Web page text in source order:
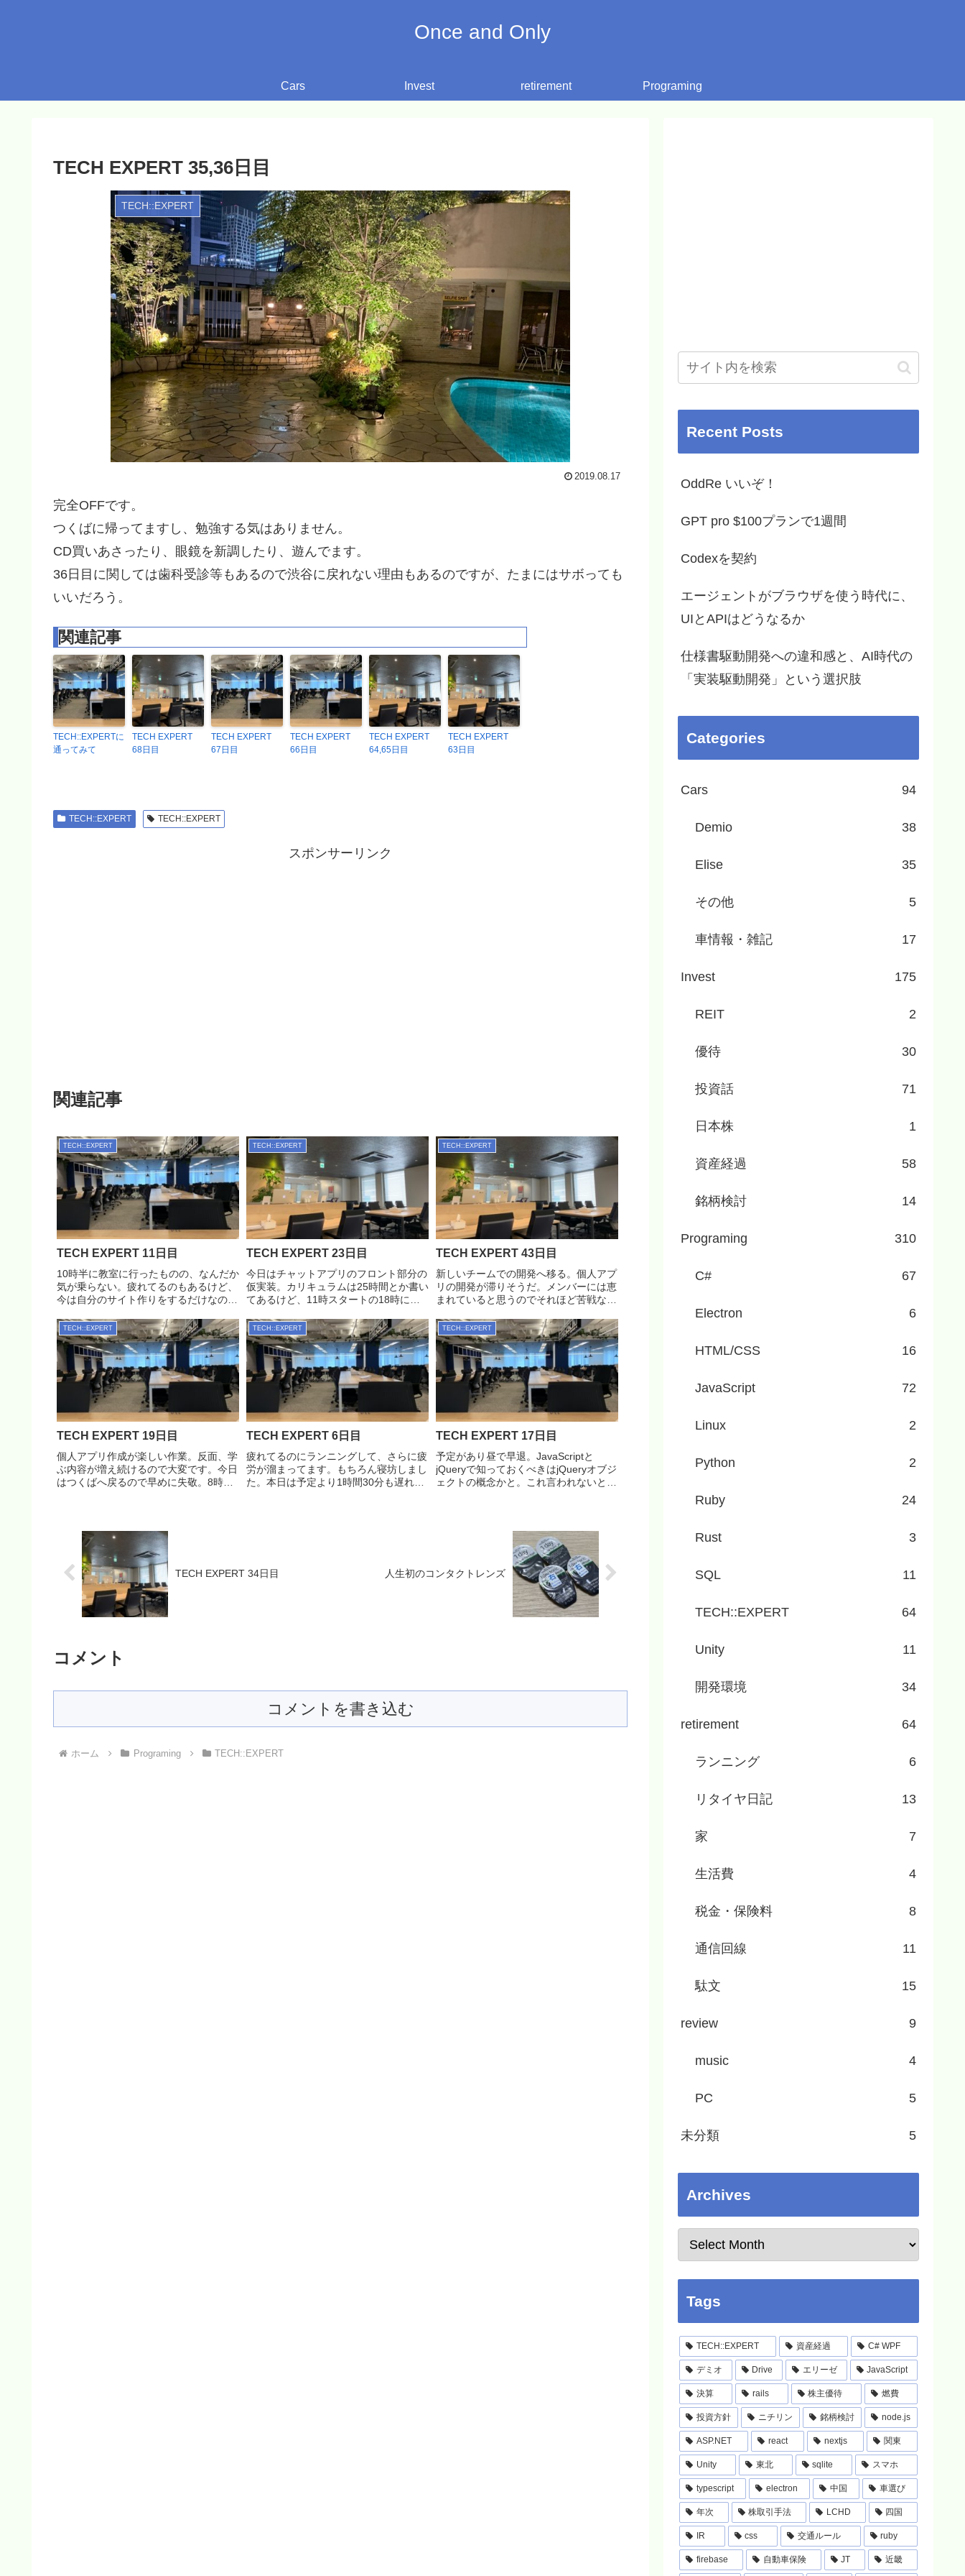
Once and Only
Cars Invest retirement Programing
TECH EXPERT 35,36日目
TECH::EXPERT
2019.08.17
完全OFFです。
つくばに帰ってますし、勉強する気はありません。
CD買いあさったり、眼鏡を新調したり、遊んでます。
36日目に関しては歯科受診等もあるので渋谷に戻れない理由もあるのですが、たまにはサボっても
いいだろう。
関連記事
TECH::EXPERTに
通ってみて
TECH EXPERT
68日目
TECH EXPERT
67日目
TECH EXPERT
66日目
TECH EXPERT
64,65日目
TECH EXPERT
63日目
TECH::EXPERT TECH::EXPERT
スポンサーリンク
関連記事
TECH::EXPERT
TECH EXPERT 11日目
10時半に教室に行ったものの、なんだか
気が乗らない。疲れてるのもあるけど、
今は自分のサイト作りをするだけなので
ぁ。質問したい内容も特に現時点ではな
いので、昼過ぎに一旦帰宅することにし
た。午後からはdivの...
TECH::EXPERT
TECH EXPERT 23日目
今日はチャットアプリのフロント部分の
仮実装。カリキュラムは25時間とか書い
てあるけど、11時スタートの18時には
された箇所を修正。ぶっちゃけデモペー
ジを準備してくれている上に、仕様書を
くれるので対応が非常...
TECH::EXPERT
TECH EXPERT 43日目
新しいチームでの開発へ移る。個人アプ
リの開発が滞りそうだ。メンバーには恵
まれていると思うのでそれほど苦戦なく
る。pythonNonenilでもnillでもnullでも
なく、None.しかも先頭は大文字。JS...
TECH::EXPERT
TECH EXPERT 19日目
個人アプリ作成が楽しい作業。反面、学
ぶ内容が増え続けるので大変です。今日
はつくばへ戻るので早めに失敬。8時に
html...
TECH::EXPERT
TECH EXPERT 6日目
疲れてるのにランニングして、さらに疲
労が溜まってます。もちろん寝坊しまし
た。本日は予定より1時間30分も遅れて
TECH::EXPERT
TECH EXPERT 17日目
予定があり昼で早退。JavaScriptと
jQueryで知っておくべきはjQueryオブジ
ェクトの概念かと。これ言われないと調
TECH EXPERT 34日目 人生初のコンタクトレンズ
コメント
コメントを書き込む
ホーム Programing TECH::EXPERT
Recent Posts
OddRe いいぞ！
GPT pro $100プランで1週間
Codexを契約
エージェントがブラウザを使う時代に、
UIとAPIはどうなるか
仕様書駆動開発への違和感と、AI時代の
「実装駆動開発」という選択肢
Categories
Cars 94
Demio 38
Elise 35
その他 5
車情報・雑記 17
Invest 175
REIT 2
優待 30
投資話 71
日本株 1
資産経過 58
銘柄検討 14
Programing 310
C# 67
Electron 6
HTML/CSS 16
JavaScript 72
Linux 2
Python 2
Ruby 24
Rust 3
SQL 11
TECH::EXPERT 64
Unity 11
開発環境 34
retirement 64
ランニング 6
リタイヤ日記 13
家 7
生活費 4
税金・保険料 8
通信回線 11
駄文 15
review 9
music 4
PC 5
未分類 5
Archives
Tags
TECH::EXPERT 資産経過 C# WPF
デミオ Drive エリーゼ JavaScript
決算 rails 株主優待 燃費
投資方針 ニチリン 銘柄検討 node.js
ASP.NET react nextjs 関東
Unity 東北 sqlite スマホ
typescript electron 中国 車選び
年次 株取引手法 LCHD 四国
IR css 交通ルール ruby
firebase 自動車保険 JT 近畿